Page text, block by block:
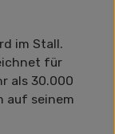
im Stall.
für
als 30.000
auf seinem